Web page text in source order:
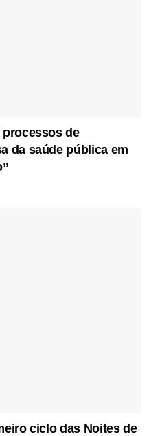
processos de
da saúde pública em
ciclo das Noites de